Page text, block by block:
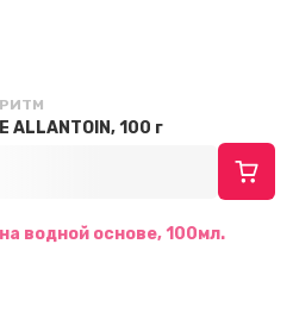
ALLANTOIN, 100 г